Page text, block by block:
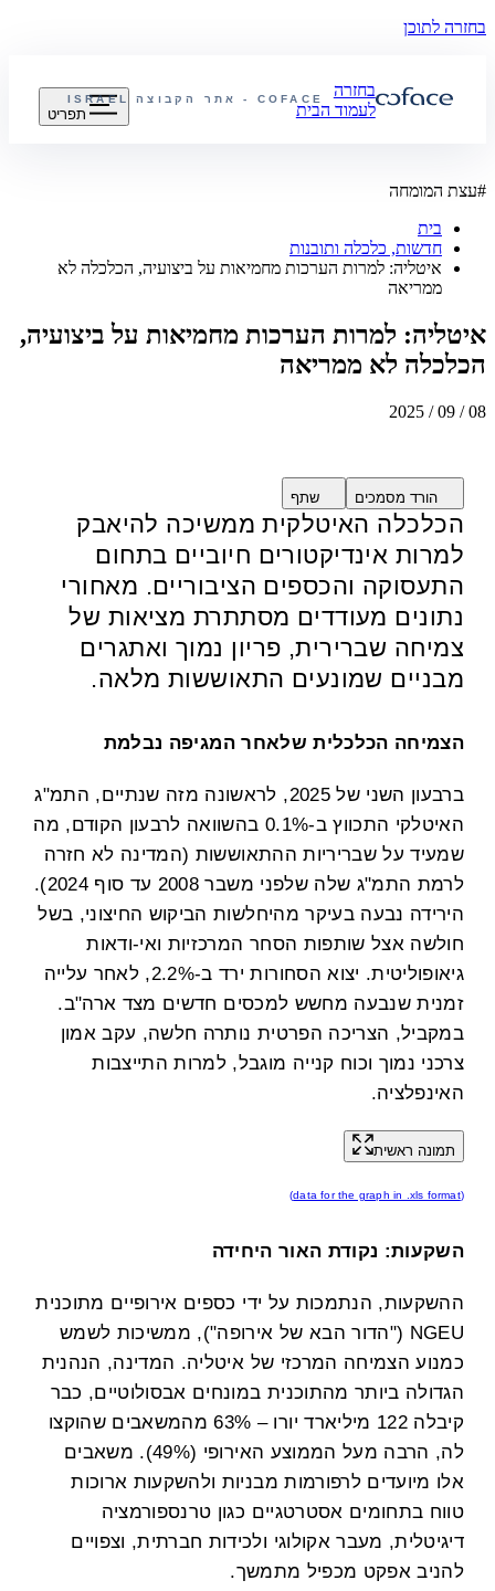
בחזרה לתוכן
COFACE - אתר הקבוצה ISRAEL
בחזרה
לעמוד הבית
תפריט
#עצת המומחה
בית
חדשות, כלכלה ותובנות
איטליה: למרות הערכות מחמיאות על ביצועיה, הכלכלה לא
ממריאה
איטליה: למרות הערכות מחמיאות על ביצועיה,
הכלכלה לא ממריאה
08 / 09 / 2025
הורד מסמכים שתף
הכלכלה האיטלקית ממשיכה להיאבק
למרות אינדיקטורים חיוביים בתחום
התעסוקה והכספים הציבוריים. מאחורי
נתונים מעודדים מסתתרת מציאות של
צמיחה שברירית, פריון נמוך ואתגרים
מבניים שמונעים התאוששות מלאה.
הצמיחה הכלכלית שלאחר המגיפה נבלמת
ברבעון השני של 2025, לראשונה מזה שנתיים, התמ"ג
האיטלקי התכווץ ב-0.1% בהשוואה לרבעון הקודם, מה
שמעיד על שבריריות ההתאוששות (המדינה לא חזרה
לרמת התמ"ג שלה שלפני משבר 2008 עד סוף 2024).
הירידה נבעה בעיקר מהיחלשות הביקוש החיצוני, בשל
חולשה אצל שותפות הסחר המרכזיות ואי-ודאות
גיאופוליטית. יצוא הסחורות ירד ב-2.2%, לאחר עלייה
זמנית שנבעה מחשש למכסים חדשים מצד ארה"ב.
במקביל, הצריכה הפרטית נותרה חלשה, עקב אמון
צרכני נמוך וכוח קנייה מוגבל, למרות התייצבות
האינפלציה.
תמונה ראשית
(data for the graph in .xls format)
השקעות: נקודת האור היחידה
ההשקעות, הנתמכות על ידי כספים אירופיים מתוכנית
NGEU ("הדור הבא של אירופה"), ממשיכות לשמש
כמנוע הצמיחה המרכזי של איטליה. המדינה, הנהנית
הגדולה ביותר מהתוכנית במונחים אבסולוטיים, כבר
קיבלה 122 מיליארד יורו – 63% מהמשאבים שהוקצו
לה, הרבה מעל הממוצע האירופי (49%). משאבים
אלו מיועדים לרפורמות מבניות ולהשקעות ארוכות
טווח בתחומים אסטרטגיים כגון טרנספורמציה
דיגיטלית, מעבר אקולוגי ולכידות חברתית, וצפויים
להניב אפקט מכפיל מתמשך.